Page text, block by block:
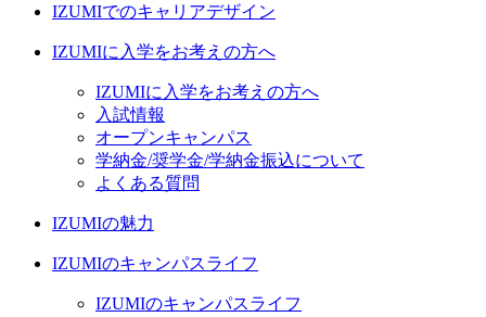
IZUMIでのキャリアデザイン
IZUMIに入学をお考えの方へ
IZUMIに入学をお考えの方へ
入試情報
オープンキャンパス
学納金/奨学金/学納金振込について
よくある質問
IZUMIの魅力
IZUMIのキャンパスライフ
IZUMIのキャンパスライフ